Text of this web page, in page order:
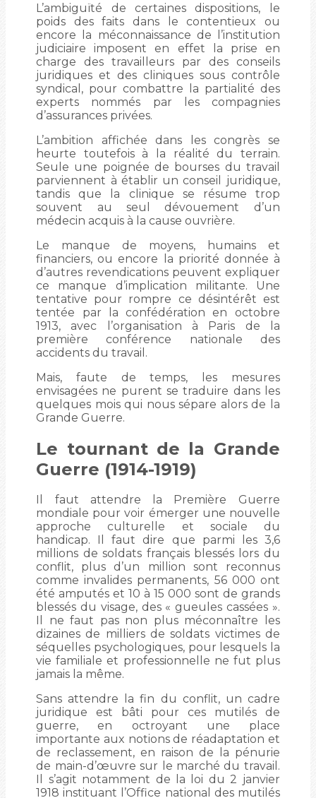
L’ambiguïté de certaines dispositions, le
poids des faits dans le contentieux ou
encore la méconnaissance de l’institution
judiciaire imposent en effet la prise en
charge des travailleurs par des conseils
juridiques et des cliniques sous contrôle
syndical, pour combattre la partialité des
experts nommés par les compagnies
d’assurances privées.
L’ambition affichée dans les congrès se
heurte toutefois à la réalité du terrain.
Seule une poignée de bourses du travail
parviennent à établir un conseil juridique,
tandis que la clinique se résume trop
souvent au seul dévouement d’un
médecin acquis à la cause ouvrière.
Le manque de moyens, humains et
financiers, ou encore la priorité donnée à
d’autres revendications peuvent expliquer
ce manque d’implication militante. Une
tentative pour rompre ce désintérêt est
tentée par la confédération en octobre
1913, avec l’organisation à Paris de la
première conférence nationale des
accidents du travail.
Mais, faute de temps, les mesures
envisagées ne purent se traduire dans les
quelques mois qui nous sépare alors de la
Grande Guerre.
Le tournant de la Grande
Guerre (1914-1919)
Il faut attendre la Première Guerre
mondiale pour voir émerger une nouvelle
approche culturelle et sociale du
handicap. Il faut dire que parmi les 3,6
millions de soldats français blessés lors du
conflit, plus d’un million sont reconnus
comme invalides permanents, 56 000 ont
été amputés et 10 à 15 000 sont de grands
blessés du visage, des « gueules cassées ».
Il ne faut pas non plus méconnaître les
dizaines de milliers de soldats victimes de
séquelles psychologiques, pour lesquels la
vie familiale et professionnelle ne fut plus
jamais la même.
Sans attendre la fin du conflit, un cadre
juridique est bâti pour ces mutilés de
guerre, en octroyant une place
importante aux notions de réadaptation et
de reclassement, en raison de la pénurie
de main-d’œuvre sur le marché du travail.
Il s’agit notamment de la loi du 2 janvier
1918 instituant l’Office national des mutilés